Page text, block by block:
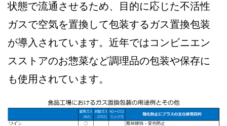
状態で流通させるため、目的に応じた不活性
ガスで空気を置換して包装するガス置換包装
が導入されています。近年ではコンビニエン
スストアのお惣菜など調理品の包装や保存に
も使用されています。